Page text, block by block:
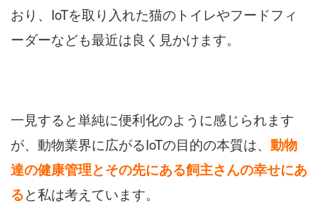
おり、IoTを取り入れた猫のトイレやフードフィ
ーダーなども最近は良く見かけます。
一見すると単純に便利化のように感じられます
が、動物業界に広がるIoTの目的の本質は、 動物
達の健康管理とその先にある飼主さんの幸せにあ
ると私は考えています。